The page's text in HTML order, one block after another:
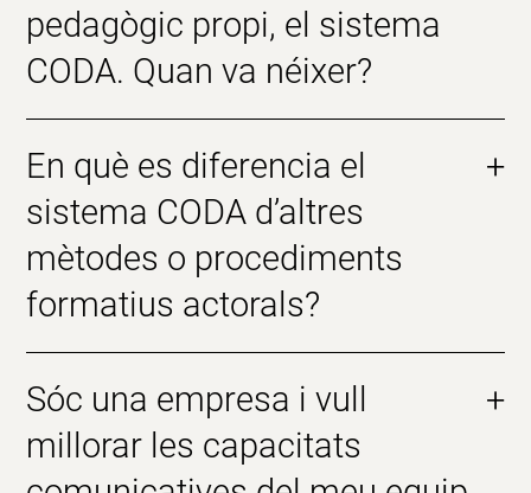
pedagògic propi, el sistema
CODA. Quan va néixer?
En què es diferencia el
sistema CODA d’altres
mètodes o procediments
formatius actorals?
+
Sóc una empresa i vull
millorar les capacitats
+